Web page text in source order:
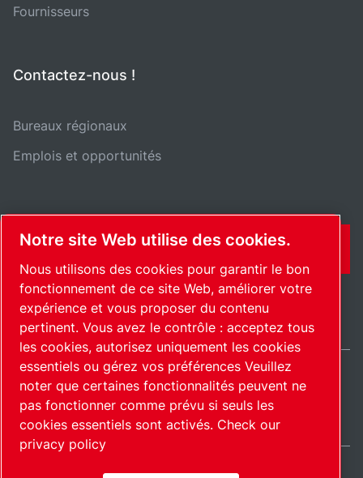
Fournisseurs
Contactez-nous !
Bureaux régionaux
Emplois et opportunités
CONTACT
Plan du siteGérer les cookies© 2026 Copyright.
France / FR
Notre site Web utilise des cookies.
Nous utilisons des cookies pour garantir le bon
fonctionnement de ce site Web, améliorer votre
expérience et vous proposer du contenu
pertinent. Vous avez le contrôle : acceptez tous
les cookies, autorisez uniquement les cookies
essentiels ou gérez vos préférences Veuillez
noter que certaines fonctionnalités peuvent ne
pas fonctionner comme prévu si seuls les
cookies essentiels sont activés. Check our
privacy policy